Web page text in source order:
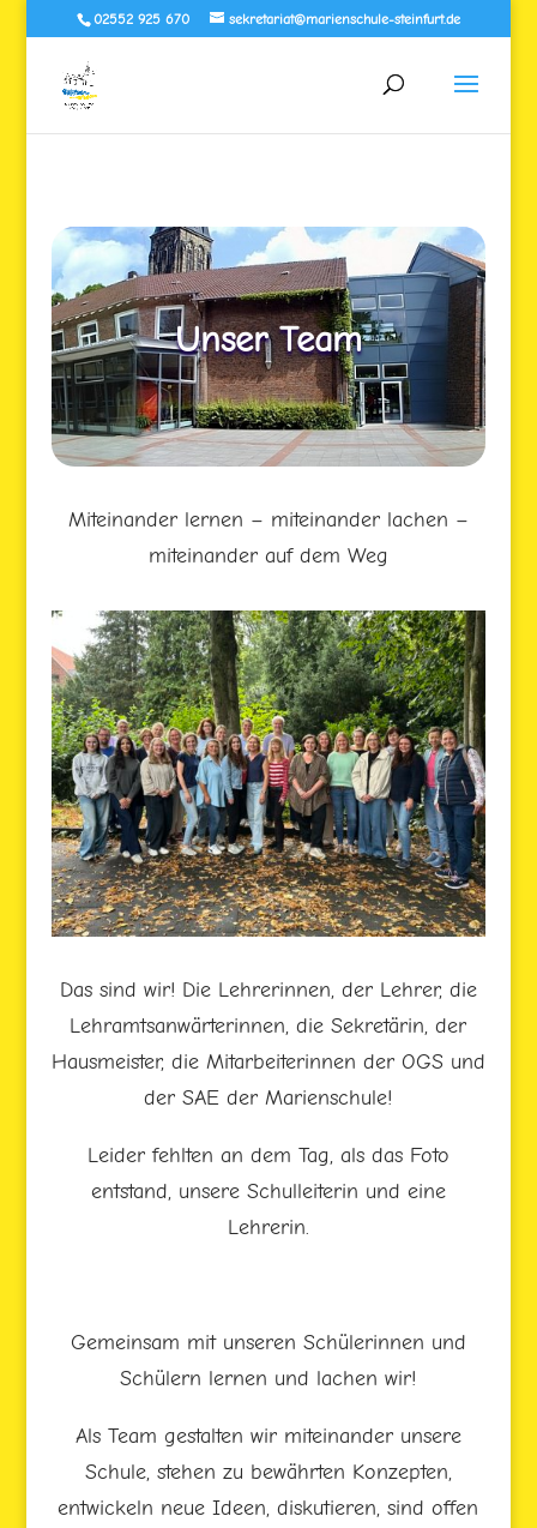
02552 925 670 sekretariat@marienschule-steinfurt.de
Unser Team
Miteinander lernen – miteinander lachen –
miteinander auf dem Weg
Das sind wir! Die Lehrerinnen, der Lehrer, die
Lehramtsanwärterinnen, die Sekretärin, der
Hausmeister, die Mitarbeiterinnen der OGS und
der SAE der Marienschule!
Leider fehlten an dem Tag, als das Foto
entstand, unsere Schulleiterin und eine
Lehrerin.
Gemeinsam mit unseren Schülerinnen und
Schülern lernen und lachen wir!
Als Team gestalten wir miteinander unsere
Schule, stehen zu bewährten Konzepten,
entwickeln neue Ideen, diskutieren, sind offen